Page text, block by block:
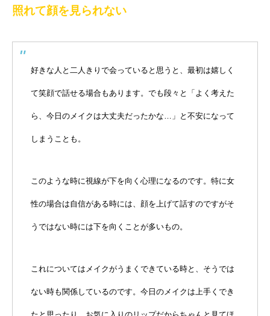
照れて顔を見られない
好きな人と二人きりで会っていると思うと、最初は嬉しく
て笑顔で話せる場合もあります。でも段々と「よく考えた
ら、今日のメイクは大丈夫だったかな…」と不安になって
しまうことも。
このような時に視線が下を向く心理になるのです。特に女
性の場合は自信がある時には、顔を上げて話すのですがそ
うではない時には下を向くことが多いもの。
これについてはメイクがうまくできている時と、そうでは
ない時も関係しているのです。今日のメイクは上手くでき